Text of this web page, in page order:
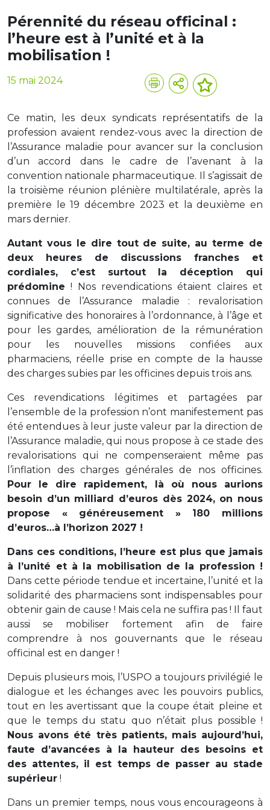
Pérennité du réseau officinal :
l’heure est à l’unité et à la
mobilisation !
15 mai 2024
Ce matin, les deux syndicats représentatifs de la
profession avaient rendez-vous avec la direction de
l’Assurance maladie pour avancer sur la conclusion
d’un accord dans le cadre de l’avenant à la
convention nationale pharmaceutique. Il s’agissait de
la troisième réunion plénière multilatérale, après la
première le 19 décembre 2023 et la deuxième en
mars dernier.
Autant vous le dire tout de suite, au terme de
deux heures de discussions franches et
cordiales, c’est surtout la déception qui
prédomine ! Nos revendications étaient claires et
connues de l’Assurance maladie : revalorisation
significative des honoraires à l’ordonnance, à l’âge et
pour les gardes, amélioration de la rémunération
pour les nouvelles missions confiées aux
pharmaciens, réelle prise en compte de la hausse
des charges subies par les officines depuis trois ans.
Ces revendications légitimes et partagées par
l’ensemble de la profession n’ont manifestement pas
été entendues à leur juste valeur par la direction de
l’Assurance maladie, qui nous propose à ce stade des
revalorisations qui ne compenseraient même pas
l’inflation des charges générales de nos officines.
Pour le dire rapidement, là où nous aurions
besoin d’un milliard d’euros dès 2024, on nous
propose « généreusement » 180 millions
d’euros…à l’horizon 2027 !
Dans ces conditions, l’heure est plus que jamais
à l’unité et à la mobilisation de la profession !
Dans cette période tendue et incertaine, l’unité et la
solidarité des pharmaciens sont indispensables pour
obtenir gain de cause ! Mais cela ne suffira pas ! Il faut
aussi se mobiliser fortement afin de faire
comprendre à nos gouvernants que le réseau
officinal est en danger !
Depuis plusieurs mois, l’USPO a toujours privilégié le
dialogue et les échanges avec les pouvoirs publics,
tout en les avertissant que la coupe était pleine et
que le temps du statu quo n’était plus possible !
Nous avons été très patients, mais aujourd’hui,
faute d’avancées à la hauteur des besoins et
des attentes, il est temps de passer au stade
supérieur !
Dans un premier temps, nous vous encourageons à